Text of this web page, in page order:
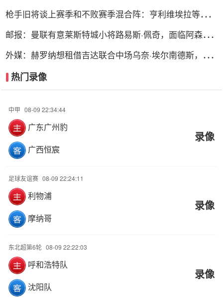
枪手旧将谈上赛季和不败赛季混合阵：亨利维埃拉等五人
邮报：曼联有意莱斯特城小将路易斯·佩奇，面临阿森纳
外媒：赫罗纳想租借吉达联合中场乌奈·埃尔南德斯，含
热门录像
中甲 08-09 22:34:44
广东广州豹
广西恒宸
录像
足球友谊赛 08-09 22:24:11
利物浦
摩纳哥
录像
东北超第6轮 08-09 22:22:03
呼和浩特队
沈阳队
录像